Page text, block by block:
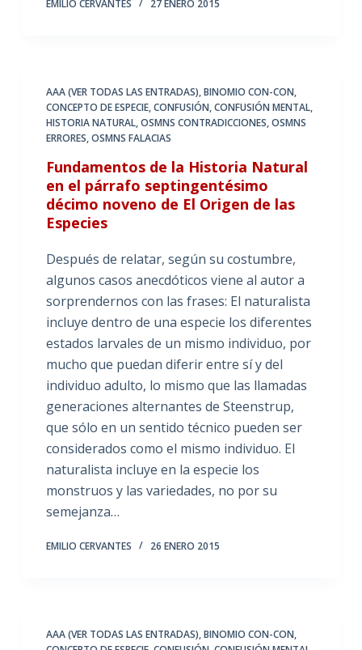
EMILIO CERVANTES 27 ENERO 2015
AAA (VER TODAS LAS ENTRADAS),BINOMIO CON-CON,
CONCEPTO DE ESPECIE,CONFUSIÓN,CONFUSIÓN MENTAL,
HISTORIA NATURAL,OSMNS CONTRADICCIONES,OSMNS
ERRORES,OSMNS FALACIAS
Fundamentos de la Historia Natural
en el párrafo septingentésimo
décimo noveno de El Origen de las
Especies
Después de relatar, según su costumbre,
algunos casos anecdóticos viene al autor a
sorprendernos con las frases: El naturalista
incluye dentro de una especie los diferentes
estados larvales de un mismo individuo, por
mucho que puedan diferir entre sí y del
individuo adulto, lo mismo que las llamadas
generaciones alternantes de Steenstrup,
que sólo en un sentido técnico pueden ser
considerados como el mismo individuo. El
naturalista incluye en la especie los
monstruos y las variedades, no por su
semejanza…
EMILIO CERVANTES 26 ENERO 2015
AAA (VER TODAS LAS ENTRADAS),BINOMIO CON-CON,